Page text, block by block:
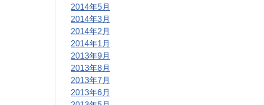
2014年5月
2014年3月
2014年2月
2014年1月
2013年9月
2013年8月
2013年7月
2013年6月